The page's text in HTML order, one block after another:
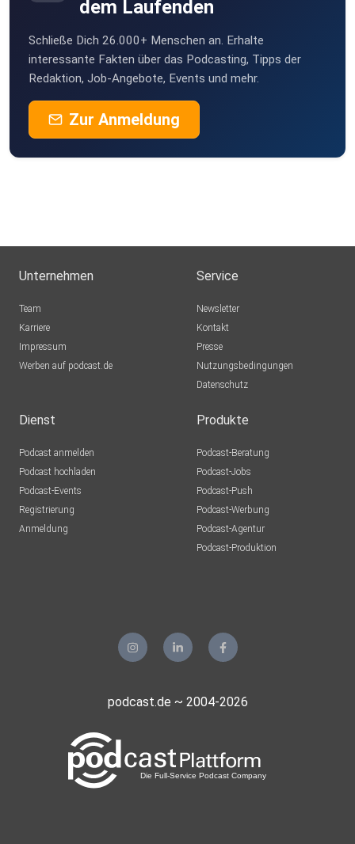
Nauen
Bad Bentheim
rxjaeger1
Herford
rmo
dem Laufenden
Schließe Dich 26.000+ Menschen an. Erhalte
interessante Fakten über das Podcasting, Tipps der
Redaktion, Job-Angebote, Events und mehr.
Zur Anmeldung
Unternehmen
Team
Karriere
Impressum
Werben auf podcast.de
Service
Newsletter
Kontakt
Presse
Nutzungsbedingungen
Datenschutz
Dienst
Podcast anmelden
Podcast hochladen
Podcast-Events
Registrierung
Anmeldung
Produkte
Podcast-Beratung
Podcast-Jobs
Podcast-Push
Podcast-Werbung
Podcast-Agentur
Podcast-Produktion
podcast.de ~ 2004-2026